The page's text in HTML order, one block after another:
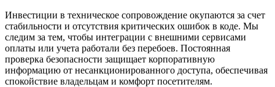
Инвестиции в техническое сопровождение окупаются за счет
стабильности и отсутствия критических ошибок в коде. Мы
следим за тем, чтобы интеграции с внешними сервисами
оплаты или учета работали без перебоев. Постоянная
проверка безопасности защищает корпоративную
информацию от несанкционированного доступа, обеспечивая
спокойствие владельцам и комфорт посетителям.